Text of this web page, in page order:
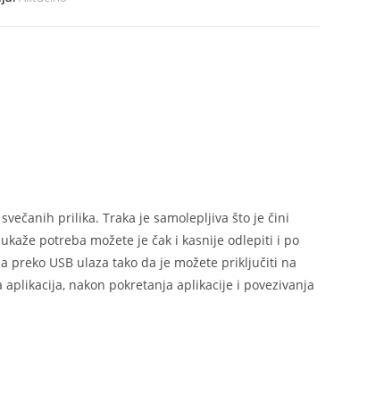
prilika. Traka je samolepljiva što je čini
potreba možete je čak i kasnije odlepiti i po
USB ulaza tako da je možete priključiti na
nakon pokretanja aplikacije i povezivanja